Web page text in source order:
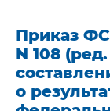
Приказ
N 108
о